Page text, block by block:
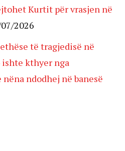
Kurtit për vrasjen në
2026
të tragjedisë në
ishte kthyer nga
nëna ndodhej në banesë